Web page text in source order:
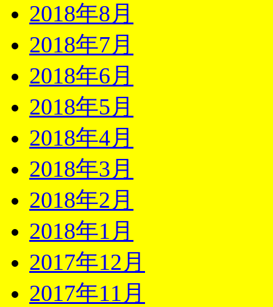
2018年8月
2018年7月
2018年6月
2018年5月
2018年4月
2018年3月
2018年2月
2018年1月
2017年12月
2017年11月